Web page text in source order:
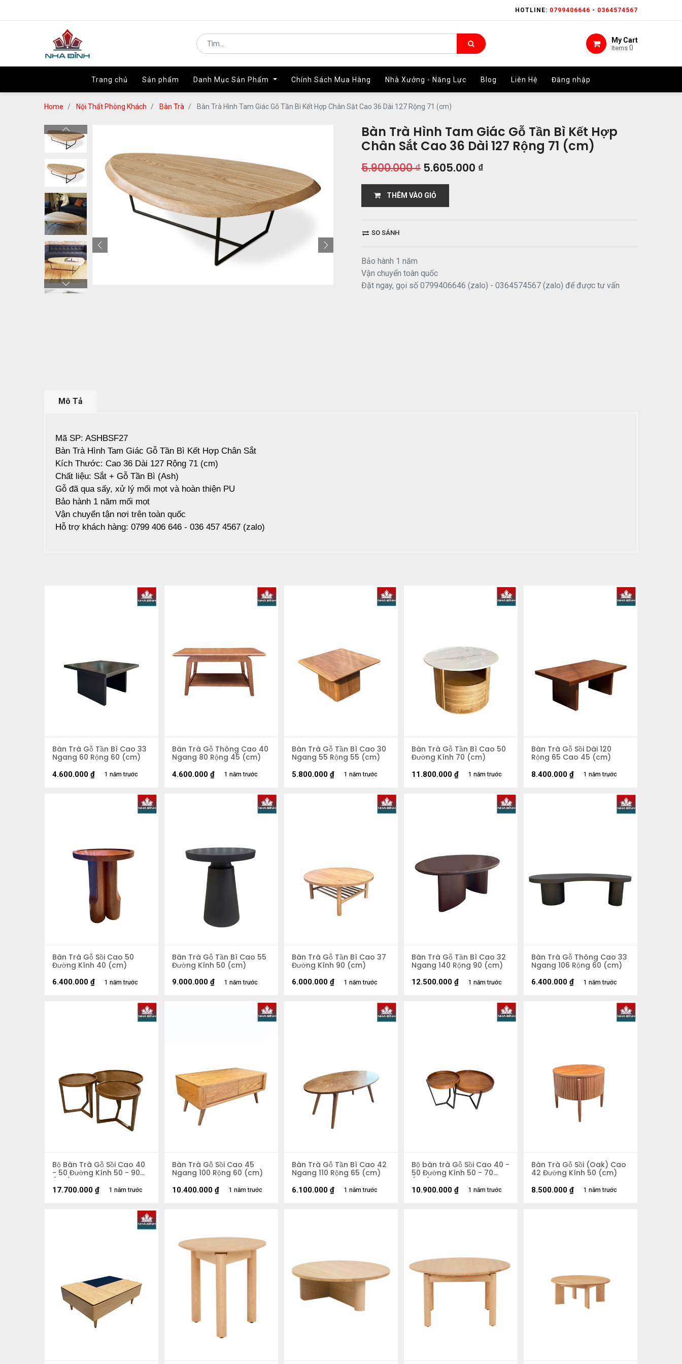
HOTLINE: 0799406646 - 0364574567
My Cart
Items 0
Trang chủ Sản phẩm Danh Mục Sản Phẩm Chính Sách Mua Hàng Nhà Xưởng - Năng Lực Blog Liên Hệ Đăng nhập
HOTLINE: 0799406646 - 0364574567
My Cart
Items 0
Trang chủ Sản phẩm Danh Mục Sản Phẩm Chính Sách Mua Hàng Nhà Xưởng - Năng Lực Blog Liên Hệ Đăng nhập
Home Nội Thất Phòng Khách Bàn Trà Bàn Trà Hình Tam Giác Gỗ Tần Bì Kết Hợp Chân Sắt Cao 36 Dài 127 Rộng 71 (cm)
Bàn Trà Hình Tam Giác Gỗ Tần Bì Kết Hợp
Chân Sắt Cao 36 Dài 127 Rộng 71 (cm)
5.900.000₫ 5.605.000 ₫
THÊM VÀO GIỎ
SO SÁNH
Bảo hành 1 năm
Vận chuyển toàn quốc
Đặt ngay, gọi số 0799406646 (zalo) - 0364574567 (zalo) để được tư vấn
Mô Tả
Mã SP: ASHBSF27
Bàn Trà Hình Tam Giác Gỗ Tần Bì Kết Hợp Chân Sắt
Kích Thước: Cao 36 Dài 127 Rộng 71 (cm)
Chất liệu: Sắt + Gỗ Tần Bì (Ash)
Gỗ đã qua sấy, xử lý mối mọt và hoàn thiện PU
Bảo hành 1 năm mối mọt
Vận chuyển tận nơi trên toàn quốc
Hỗ trợ khách hàng: 0799 406 646 - 036 457 4567 (zalo)
Bàn Trà Gỗ Tần Bì Cao 33
Ngang 60 Rộng 60 (cm)
1 năm trước
4.600.000 ₫
Bàn Trà Gỗ Thông Cao 40
Ngang 80 Rộng 45 (cm)
1 năm trước
4.600.000 ₫
Bàn Trà Gỗ Tần Bì Cao 30
Ngang 55 Rộng 55 (cm)
1 năm trước
5.800.000 ₫
Bàn Trà Gỗ Tần Bì Cao 50
Đường Kính 70 (cm)
1 năm trước
11.800.000 ₫
Bàn Trà Gỗ Sồi Dài 120
Rộng 65 Cao 45 (cm)
1 năm trước
8.400.000 ₫
Bàn Trà Gỗ Sồi Cao 50
Đường Kính 40 (cm)
1 năm trước
6.400.000 ₫
Bàn Trà Gỗ Tần Bì Cao 55
Đường Kính 50 (cm)
1 năm trước
9.000.000 ₫
Bàn Trà Gỗ Tần Bì Cao 37
Đường Kính 90 (cm)
1 năm trước
6.000.000 ₫
Bàn Trà Gỗ Tần Bì Cao 32
Ngang 140 Rộng 90 (cm)
1 năm trước
12.500.000 ₫
Bàn Trà Gỗ Thông Cao 33
Ngang 106 Rộng 60 (cm)
1 năm trước
6.400.000 ₫
Bộ Bàn Trà Gỗ Sồi Cao 40
- 50 Đường Kính 50 - 90
(cm)
1 năm trước
17.700.000 ₫
Bàn Trà Gỗ Sồi Cao 45
Ngang 100 Rộng 60 (cm)
1 năm trước
10.400.000 ₫
Bàn Trà Gỗ Tần Bì Cao 42
Ngang 110 Rộng 65 (cm)
1 năm trước
6.100.000 ₫
Bộ bàn trà Gỗ Sồi Cao 40 -
50 Đường Kính 50 - 70
(cm)
1 năm trước
10.900.000 ₫
Bàn Trà Gỗ Sồi (Oak) Cao
42 Đường Kính 50 (cm)
1 năm trước
8.500.000 ₫